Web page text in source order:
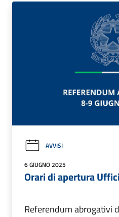
AVVISI
6 GIUGNO 2025
Orari di apertura
Referendum abrogativi